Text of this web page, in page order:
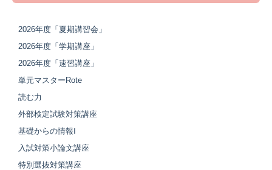
2026年度「夏期講習会」
2026年度「学期講座」
2026年度「速習講座」
単元マスターRote
読む力
外部検定試験対策講座
基礎からの情報Ⅰ
入試対策小論文講座
特別選抜対策講座